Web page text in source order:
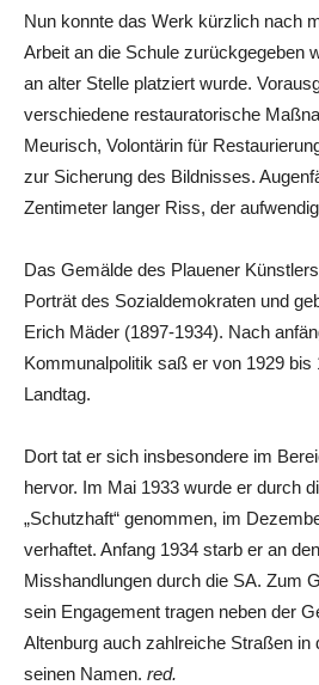
Nun konnte das Werk kürzlich nach
Arbeit an die Schule zurückgegeben
an alter Stelle platziert wurde.
verschiedene restauratorische
Meurisch, Volontärin für
zur Sicherung des Bildnisses.
Zentimeter langer Riss, der
Das Gemälde des Plauener
Porträt des Sozialdemokraten und
Erich Mäder (1897-1934). Nach
Kommunalpolitik saß er von 1929 bis
Landtag.
Dort tat er sich insbesondere im
hervor. Im Mai 1933 wurde er durch
„Schutzhaft“ genommen, im
verhaftet. Anfang 1934 starb er an
Misshandlungen durch die SA. Zum
sein Engagement tragen neben der
Altenburg auch zahlreiche Straßen in
seinen Namen. red.